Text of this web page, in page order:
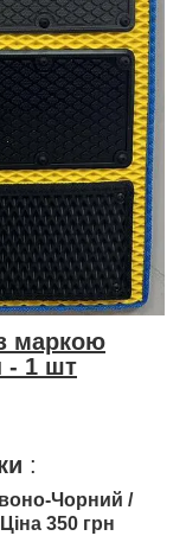
маркою
- 1 шт
:
Чорний /
350 грн